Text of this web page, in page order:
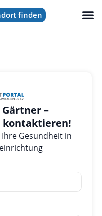
finden
–
kontaktieren!
Gesundheit in